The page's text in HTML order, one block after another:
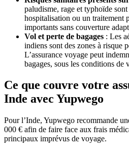
paludisme, rage et typhoïde
hospitalisation ou un traitement
importants sans couverture
Vol et perte de bagages : Les
indiens sont des zones à risque
L’assurance voyage peut
bagages, sous les conditions de
Ce que couvre votre
Inde avec Yupwego
Pour l’Inde, Yupwego recommande
000 € afin de faire face aux frais
principaux imprévus de voyage.